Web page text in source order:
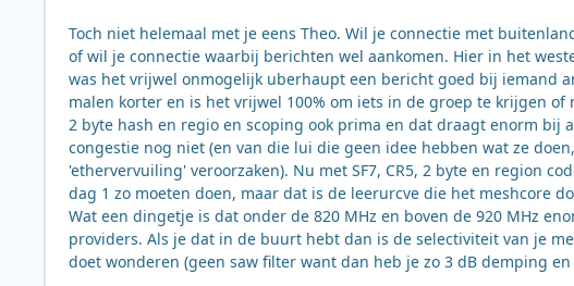
Toch niet helemaal met je eens Theo. Wil je connectie met
of wil je connectie waarbij berichten wel aankomen. Hier in het
was het vrijwel onmogelijk uberhaupt een bericht goed bij iemand
malen korter en is het vrijwel 100% om iets in de groep te krijgen
2 byte hash en regio en scoping ook prima en dat draagt enorm
congestie nog niet (en van die lui die geen idee hebben wat ze
'ethervervuiling' veroorzaken). Nu met SF7, CR5, 2 byte en region
dag 1 zo moeten doen, maar dat is de leerurcve die het meshcore
Wat een dingetje is dat onder de 820 MHz en boven de 920 MHz
providers. Als je dat in de buurt hebt dan is de selectiviteit van je
doet wonderen (geen saw filter want dan heb je zo 3 dB demping